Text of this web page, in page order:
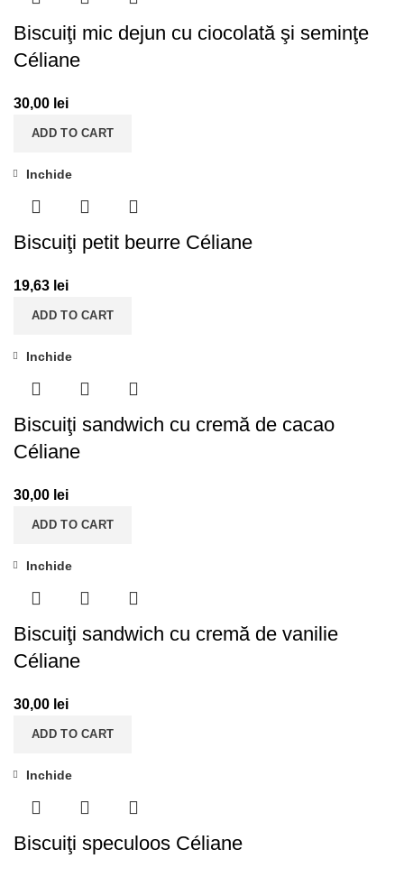
Biscuiţi mic dejun cu ciocolată şi seminţe
Céliane
30,00 lei
ADD TO CART
Inchide
Biscuiţi petit beurre Céliane
19,63 lei
ADD TO CART
Inchide
Biscuiţi sandwich cu cremă de cacao
Céliane
30,00 lei
ADD TO CART
Inchide
Biscuiţi sandwich cu cremă de vanilie
Céliane
30,00 lei
ADD TO CART
Inchide
Biscuiţi speculoos Céliane